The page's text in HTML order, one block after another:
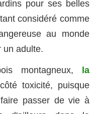
pour ses belles
considéré comme
au monde
un adulte.
montagneux,
la
toxicité, puisque
passer de vie à